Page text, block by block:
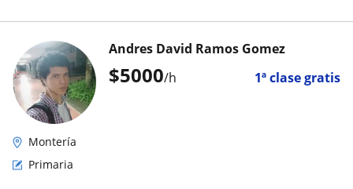
$5000/h 1ª clase gratis
Andres David Ramos Gomez
Montería
Primaria